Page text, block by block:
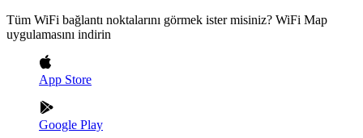
Tüm WiFi bağlantı noktalarını görmek ister misiniz? WiFi Map
uygulamasını indirin
App Store
Google Play